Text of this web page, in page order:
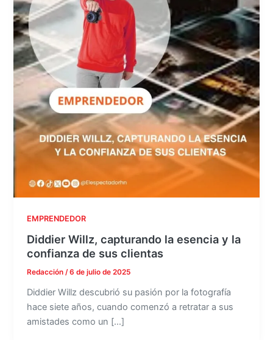
EMPRENDEDOR
Diddier Willz, capturando la esencia y la
confianza de sus clientas
Redacción/6 de julio de 2025
Diddier Willz descubrió su pasión por la fotografía
hace siete años, cuando comenzó a retratar a sus
amistades como un […]